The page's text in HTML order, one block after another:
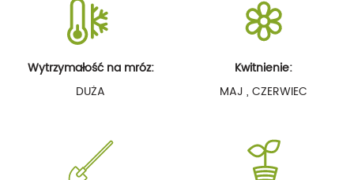
Wytrzymałość na mróz:
DUŻA
Kwitnienie:
MAJ , CZERWIEC